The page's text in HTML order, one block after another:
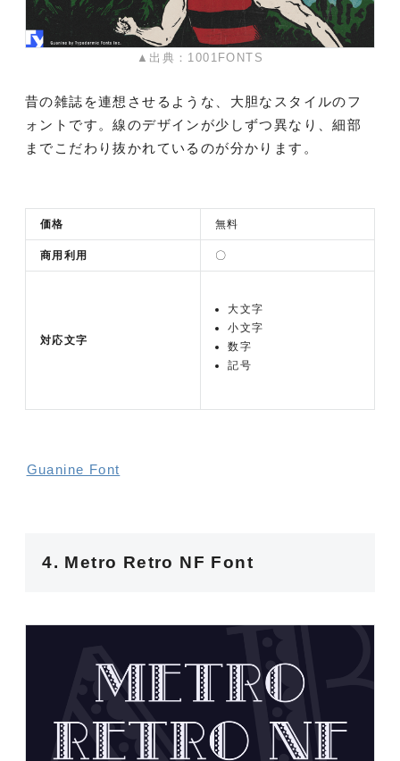
▲出典：1001FONTS
昔の雑誌を連想させるような、大胆なスタイルのフ
ォントです。線のデザインが少しずつ異なり、細部
までこだわり抜かれているのが分かります。
価格 無料
商用利用 〇
対応文字
大文字
小文字
数字
記号
Guanine Font
4. Metro Retro NF Font